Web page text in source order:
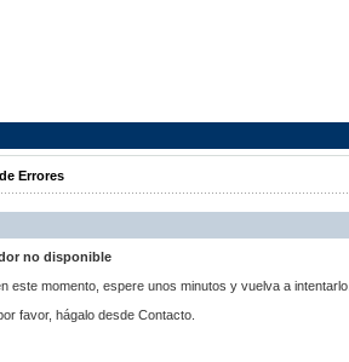
Errores
no disponible
este momento, espere unos minutos y vuelva a intentarlo.
favor, hágalo desde Contacto.